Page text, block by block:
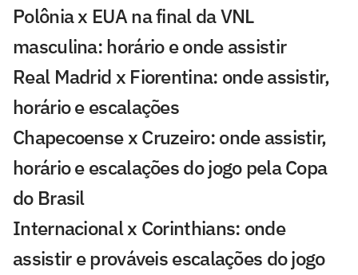
Polônia x EUA na final da VNL
masculina: horário e onde assistir
Real Madrid x Fiorentina: onde assistir,
horário e escalações
Chapecoense x Cruzeiro: onde assistir,
horário e escalações do jogo pela Copa
do Brasil
Internacional x Corinthians: onde
assistir e prováveis escalações do jogo